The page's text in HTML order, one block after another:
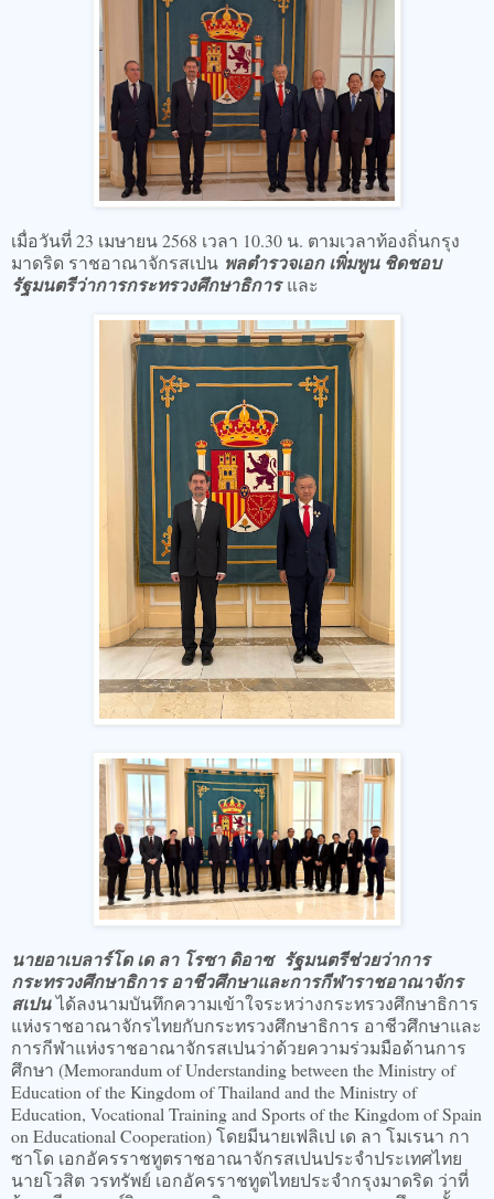
เมื่อวันที่ 23 เมษายน 2568 เวลา 10.30 น. ตามเวลาท้องถิ่นกรุง
มาดริด ราชอาณาจักรสเปน พลตำรวจเอก เพิ่มพูน ชิดชอบ
รัฐมนตรีว่าการกระทรวงศึกษาธิการและ
นายอาเบลาร์โด เด ลา โรซา ดิอาซ รัฐมนตรีช่วยว่าการ
กระทรวงศึกษาธิการ อาชีวศึกษาและการกีฬาราชอาณาจักร
สเปนได้ลงนามบันทึกความเข้าใจระหว่างกระทรวงศึกษาธิการ
แห่งราชอาณาจักรไทยกับกระทรวงศึกษาธิการ อาชีวศึกษาและ
การกีฬาแห่งราชอาณาจักรสเปนว่าด้วยความร่วมมือด้านการ
ศึกษา (Memorandum of Understanding between the Ministry of
Education of the Kingdom of Thailand and the Ministry of
Education, Vocational Training and Sports of the Kingdom of Spain
on Educational Cooperation) โดยมีนายเฟลิเป เด ลา โมเรนา กา
ซาโด เอกอัครราชทูตราชอาณาจักรสเปนประจำประเทศไทย
นายโวสิต วรทรัพย์ เอกอัครราชทูตไทยประจำกรุงมาดริด ว่าที่